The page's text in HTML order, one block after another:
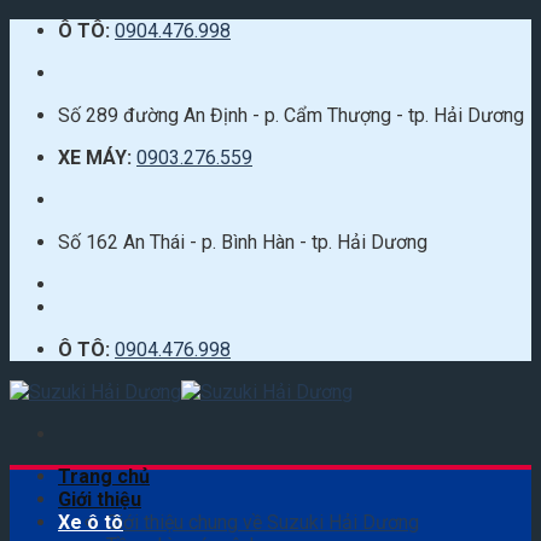
Skip
content
Ô TÔ: 0904.476.998
Số 289 đường An Định - p. Cẩm Thượng - tp. Hải Dương
XE MÁY: 0903.276.559
Số 162 An Thái - p. Bình Hàn - tp. Hải Dương
Ô TÔ: 0904.476.998
Trang chủ
Giới thiệu
Giới thiệu chung về Suzuki Hải Dương
Xe ô tô